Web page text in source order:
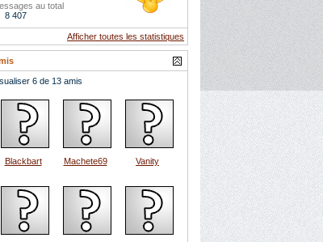
au total
8 407
Afficher toutes les statistiques
6 de 13 amis
Blackbart Machete69 Vanity